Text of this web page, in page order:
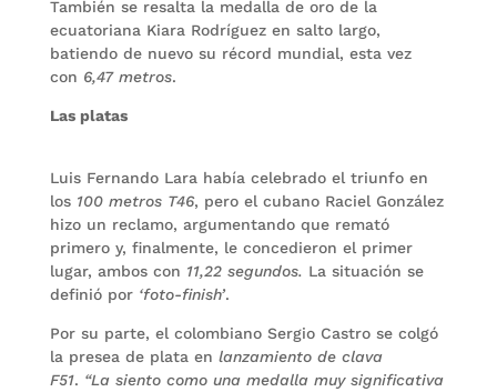
También se resalta la medalla de oro de la
ecuatoriana Kiara Rodríguez en salto largo,
batiendo de nuevo su récord mundial, esta vez
con 6,47 metros.
Las platas
Luis Fernando Lara había celebrado el triunfo en
los 100 metros T46, pero el cubano Raciel González
hizo un reclamo, argumentando que remató
primero y, finalmente, le concedieron el primer
lugar, ambos con 11,22 segundos. La situación se
definió por ‘foto-finish’.
Por su parte, el colombiano Sergio Castro se colgó
la presea de plata en lanzamiento de clava
F51. “La siento como una medalla muy significativa